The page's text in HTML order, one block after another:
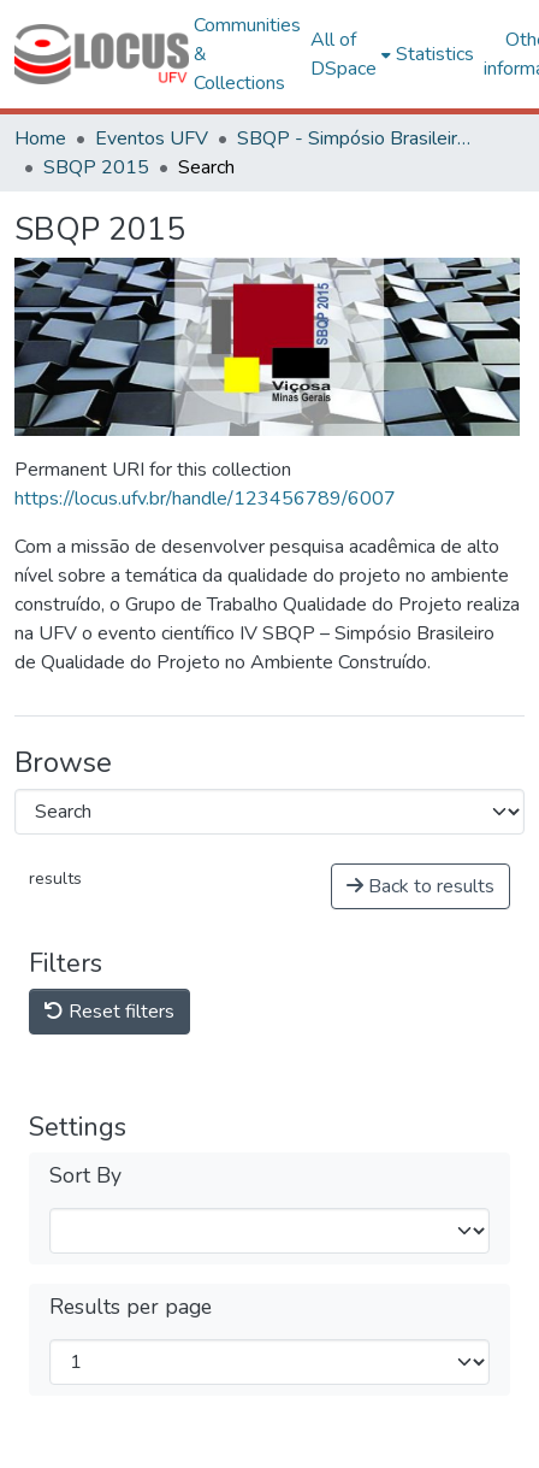
Communities
&
Collections
All of
DSpace
Statistics
Home Eventos UFV
SBQP - Simpósio Brasileiro de Qualidade do Projeto no Ambiente Construído
SBQP 2015
Search
SBQP 2015
Permanent URI for this collection
https://locus.ufv.br/handle/123456789/6007
Com a missão de desenvolver pesquisa acadêmica de alto
nível sobre a temática da qualidade do projeto no ambiente
construído, o Grupo de Trabalho Qualidade do Projeto realiza
na UFV o evento científico IV SBQP – Simpósio Brasileiro
de Qualidade do Projeto no Ambiente Construído.
Browse
results Back to results
Filters
Reset filters
Settings
Sort By
Results per page